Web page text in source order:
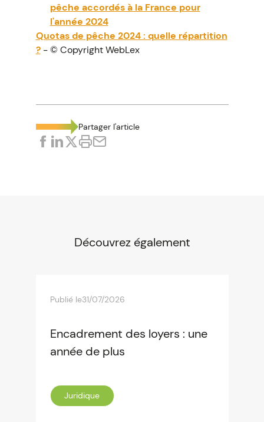
pêche accordés à la France pour
l'année 2024
Quotas de pêche 2024 : quelle répartition
?- © Copyright WebLex
Partager l'article
Découvrez également
Publié le31/07/2026
Encadrement des loyers : une
année de plus
Juridique